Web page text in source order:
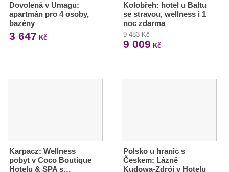
Dovolená v Umagu:
apartmán pro 4 osoby,
bazény
3 647 Kč
Kolobřeh: hotel u Baltu
se stravou, wellness i 1
noc zdarma
9 483 Kč
9 009 Kč
Karpacz: Wellness
pobyt v Coco Boutique
Hotelu & SPA s…
Polsko u hranic s
Českem: Lázně
Kudowa-Zdrój v Hotelu